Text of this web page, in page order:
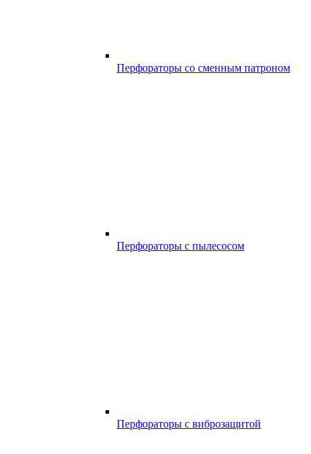
Перфораторы со сменным патроном
Перфораторы с пылесосом
Перфораторы с виброзащитой